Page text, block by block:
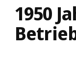
1950